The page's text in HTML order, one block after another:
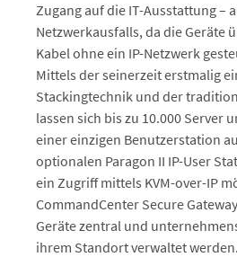
Zugang auf die IT-Ausstattung –
Netzwerkausfalls, da die Geräte
Kabel ohne ein IP-Netzwerk
Mittels der seinerzeit erstmalig
Stackingtechnik und der
lassen sich bis zu 10.000 Server
einer einzigen Benutzerstation
optionalen Paragon II IP-User
ein Zugriff mittels KVM-over-IP
CommandCenter Secure
Geräte zentral und
ihrem Standort verwaltet